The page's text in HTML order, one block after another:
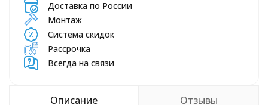
Доставка по России
Монтаж
Система скидок
Рассрочка
Всегда на связи
Описание Отзывы